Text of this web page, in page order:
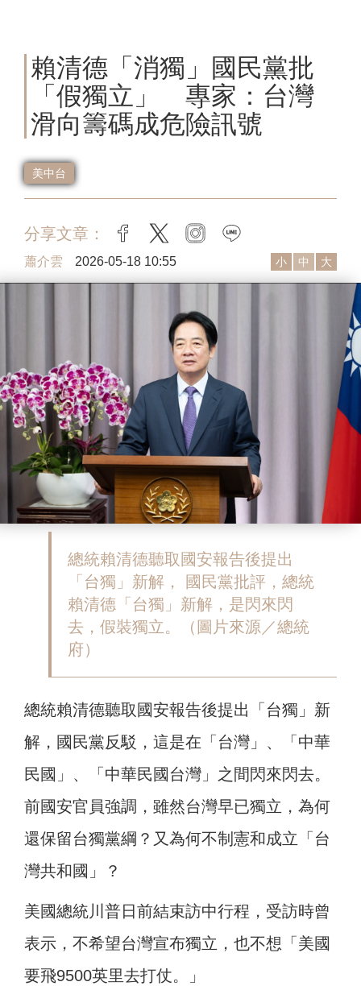
賴清德「消獨」國民黨批
「假獨立」 專家：台灣
滑向籌碼成危險訊號
美中台
分享文章： facebook
twitter instagram
蕭介雲 2026-05-18 10:55 小 中 大
總統賴清德聽取國安報告後提出
「台獨」新解， 國民黨批評，總統
賴清德「台獨」新解，是閃來閃
去，假裝獨立。（圖片來源／總統
府）
總統賴清德聽取國安報告後提出「台獨」新
解，國民黨反駁，這是在「台灣」、「中華
民國」、「中華民國台灣」之間閃來閃去。
前國安官員強調，雖然台灣早已獨立，為何
還保留台獨黨綱？又為何不制憲和成立「台
灣共和國」？
美國總統川普日前結束訪中行程，受訪時曾
表示，不希望台灣宣布獨立，也不想「美國
要飛9500英里去打仗。」